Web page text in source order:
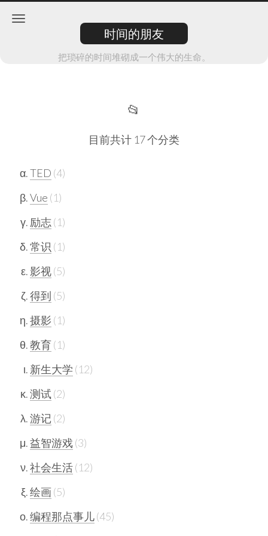
时间的朋友
把琐碎的时间堆砌成一个伟大的生命。
📂
目前共计 17 个分类
TED 4
Vue 1
励志 1
常识 1
影视 5
得到 5
摄影 1
教育 1
新生大学 12
测试 2
游记 2
益智游戏 3
社会生活 12
绘画 5
编程那点事儿 45